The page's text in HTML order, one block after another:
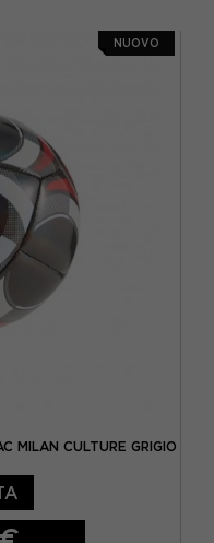
NUOVO
MILAN CULTURE GRIGIO